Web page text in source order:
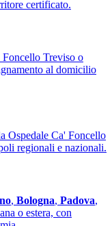
certificato.
Treviso o
al domicilio
Ospedale Ca' Foncello
regionali e nazionali.
, Bologna, Padova,
o estera, con